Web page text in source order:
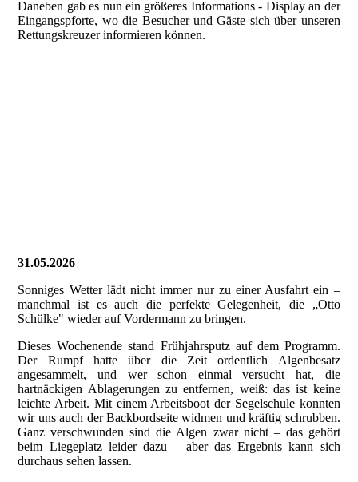
Daneben gab es nun ein größeres Informations - Display an der
Eingangspforte, wo die Besucher und Gäste sich über unseren
Rettungskreuzer informieren können.
31.05.2026
Sonniges Wetter lädt nicht immer nur zu einer Ausfahrt ein –
manchmal ist es auch die perfekte Gelegenheit, die „Otto
Schülke" wieder auf Vordermann zu bringen.
Dieses Wochenende stand Frühjahrsputz auf dem Programm.
Der Rumpf hatte über die Zeit ordentlich Algenbesatz
angesammelt, und wer schon einmal versucht hat, die
hartnäckigen Ablagerungen zu entfernen, weiß: das ist keine
leichte Arbeit. Mit einem Arbeitsboot der Segelschule konnten
wir uns auch der Backbordseite widmen und kräftig schrubben.
Ganz verschwunden sind die Algen zwar nicht – das gehört
beim Liegeplatz leider dazu – aber das Ergebnis kann sich
durchaus sehen lassen.